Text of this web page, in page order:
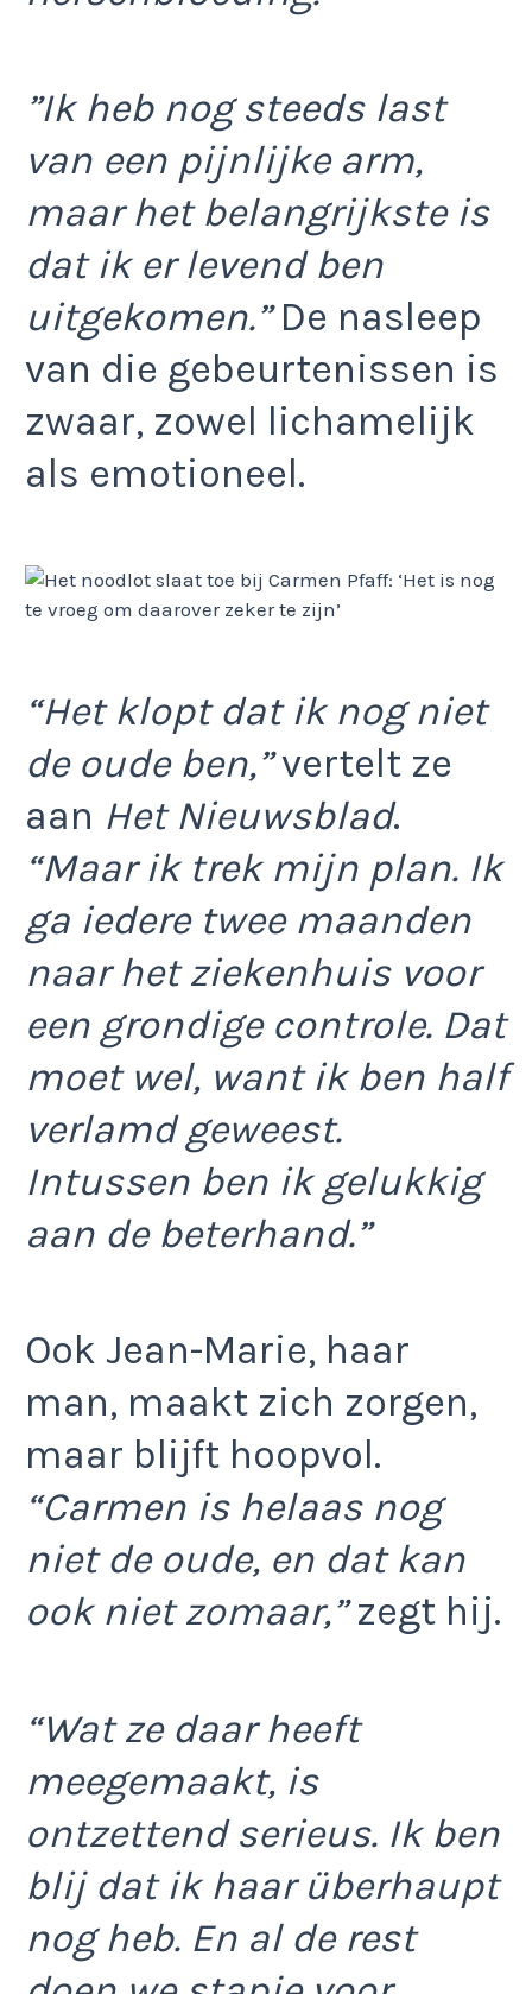
”Ik heb nog steeds last
van een pijnlijke arm,
maar het belangrijkste is
dat ik er levend ben
uitgekomen.”De nasleep
van die gebeurtenissen is
zwaar, zowel lichamelijk
als emotioneel.
“Het klopt dat ik nog niet
de oude ben,”vertelt ze
aan Het Nieuwsblad.
“Maar ik trek mijn plan. Ik
ga iedere twee maanden
naar het ziekenhuis voor
een grondige controle. Dat
moet wel, want ik ben half
verlamd geweest.
Intussen ben ik gelukkig
aan de beterhand.”
Ook Jean-Marie, haar
man, maakt zich zorgen,
maar blijft hoopvol.
“Carmen is helaas nog
niet de oude, en dat kan
ook niet zomaar,”zegt hij.
“Wat ze daar heeft
meegemaakt, is
ontzettend serieus. Ik ben
blij dat ik haar überhaupt
nog heb. En al de rest